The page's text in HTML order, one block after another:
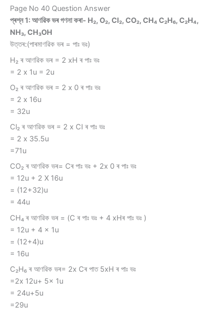
Page No 40 Question Answer
প্ৰশ্ন 1: আণৱিক ভৰ গণনা কৰা- H₂, O₂, Cl₂, CO₂, CH₄ C₂H₆, C₂H₄,
NH₃, CH₃OH
উত্তৰ:(পাৰমাণৱিক ভৰ = পাঃ ভঃ)
H₂ ৰ আণৱিক ভৰ = 2 xH ৰ পাঃ ভঃ
= 2 x 1u = 2u
O₂ ৰ আণৱিক ভৰ = 2 x 0 ৰ পাঃ ভঃ
= 2 x 16u
= 32u
Cl₂ ৰ আণৱিক ভৰ = 2 x CI ৰ পাঃ ভঃ
= 2 x 35.5u
=71u
CO₂ ৰ আণৱিক ভৰ= Cৰ পাঃ ভঃ + 2x 0 ৰ পাঃ ভঃ
= 12u + 2 X 16u
= (12+32)u
= 44u
CH₄ ৰ আণৱিক ভৰ = (C ৰ পাঃ ভঃ + 4 xHৰ পাঃ ভঃ )
= 12u + 4 x 1u
= (12+4)u
= 16u
C₂H₆ ৰ আণৱিক ভৰ= 2x Cৰ পাত 5xH ৰ পাঃ ভঃ
=2x 12u+ 5x 1u
= 24u+5u
=29u